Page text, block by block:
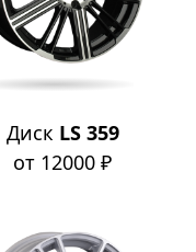
Диск LS 359
от 12000 ₽